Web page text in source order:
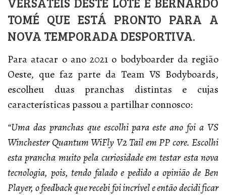
TOMÉ QUE ESTÁ PRONTO PARA A
NOVA TEMPORADA DESPORTIVA.
Para atacar o ano 2021 o bodyboarder da região
Oeste, que faz parte da Team VS Bodyboards,
escolheu duas pranchas distintas e cujas
características passou a partilhar connosco:
“Uma das pranchas que escolhi para este ano foi a VS
Winchester Quantum WiFly V2 Tail em PP core. Escolhi
esta prancha muito pela curiosidade em testar esta nova
tecnologia, pois, tendo falado e pedido a opinião de Ben
Player, o feedback que recebi foi incrível e então decidi ficar